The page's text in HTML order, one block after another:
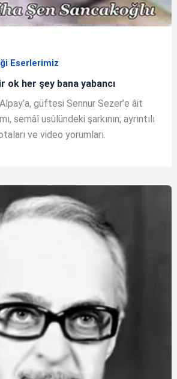
Eserlerimiz
ok her şey bana yabancı
güftesi Sennur Sezer’e âit
semâî usûlündeki şarkının; ayrıntılı
ve video yorumları.